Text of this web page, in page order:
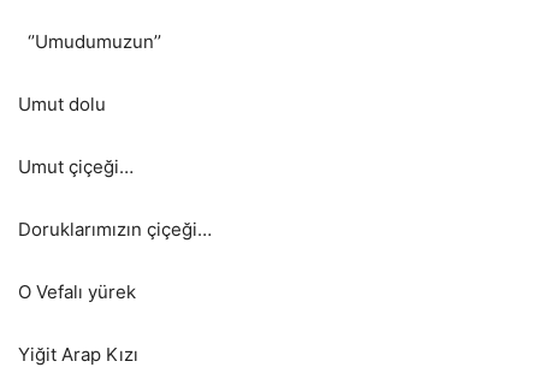
‘’Umudumuzun’’
Umut dolu
Umut çiçeği…
Doruklarımızın çiçeği…
O Vefalı yürek
Yiğit Arap Kızı